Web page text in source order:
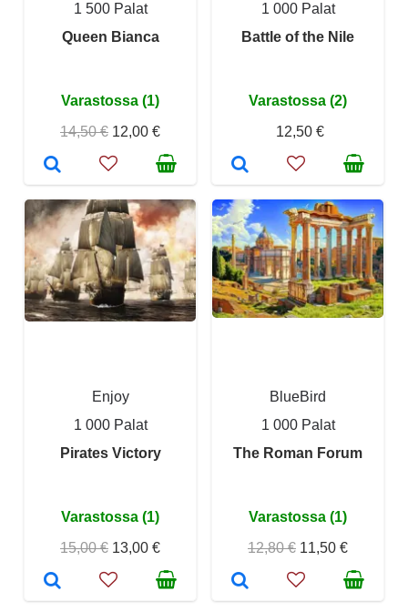
1 500 Palat
Queen Bianca
Varastossa (1)
14,50 € 12,00 €
1 000 Palat
Battle of the Nile
Varastossa (2)
12,50 €
Enjoy
1 000 Palat
Pirates Victory
Varastossa (1)
15,00 € 13,00 €
BlueBird
1 000 Palat
The Roman Forum
Varastossa (1)
12,80 € 11,50 €